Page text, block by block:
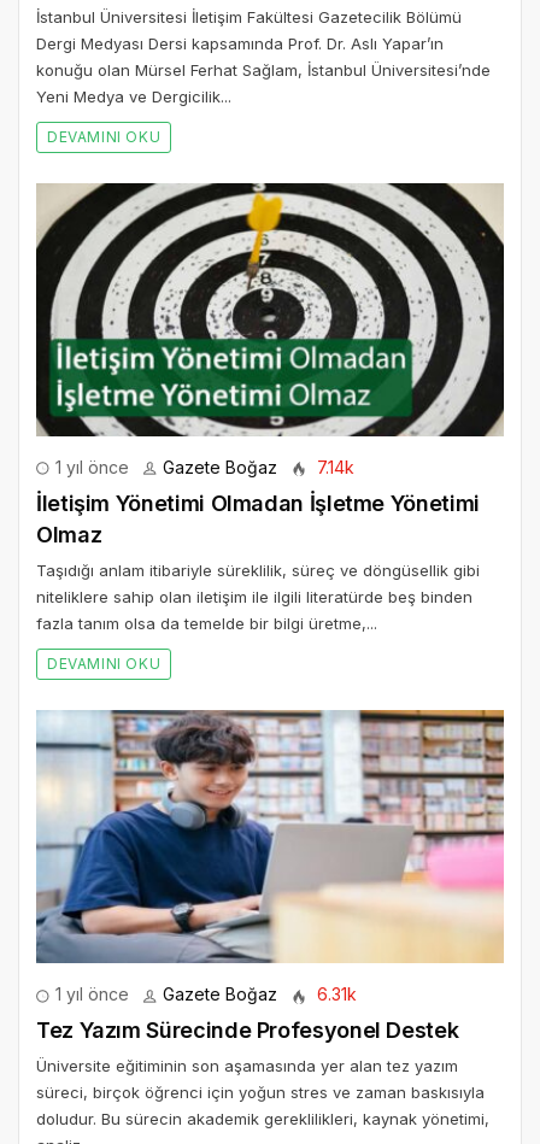
İstanbul Üniversitesi İletişim Fakültesi Gazetecilik Bölümü
Dergi Medyası Dersi kapsamında Prof. Dr. Aslı Yapar’ın
konuğu olan Mürsel Ferhat Sağlam, İstanbul Üniversitesi’nde
Yeni Medya ve Dergicilik...
DEVAMINI OKU
1 yıl önce Gazete Boğaz 7.14k
İletişim Yönetimi Olmadan İşletme Yönetimi
Olmaz
Taşıdığı anlam itibariyle süreklilik, süreç ve döngüsellik gibi
niteliklere sahip olan iletişim ile ilgili literatürde beş binden
fazla tanım olsa da temelde bir bilgi üretme,...
DEVAMINI OKU
1 yıl önce Gazete Boğaz 6.31k
Tez Yazım Sürecinde Profesyonel Destek
Üniversite eğitiminin son aşamasında yer alan tez yazım
süreci, birçok öğrenci için yoğun stres ve zaman baskısıyla
doludur. Bu sürecin akademik gereklilikleri, kaynak yönetimi,